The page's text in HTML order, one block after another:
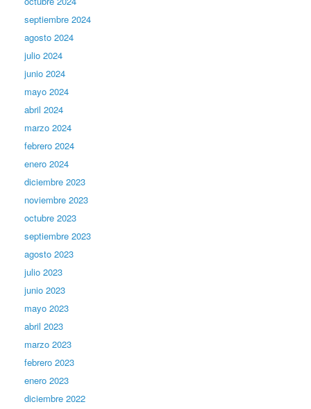
septiembre 2024
agosto 2024
julio 2024
junio 2024
mayo 2024
abril 2024
marzo 2024
febrero 2024
enero 2024
diciembre 2023
noviembre 2023
octubre 2023
septiembre 2023
agosto 2023
julio 2023
junio 2023
mayo 2023
abril 2023
marzo 2023
febrero 2023
enero 2023
diciembre 2022